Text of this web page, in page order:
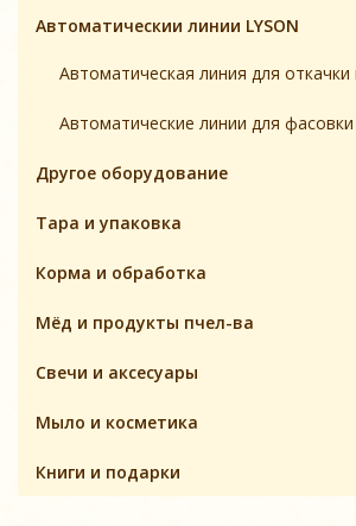
Автоматическии линии LYSON
Автоматическая линия для откачки
Автоматические линии для
Другое оборудование
Тара и упаковка
Корма и обработка
Мёд и продукты пчел-ва
Свечи и аксесуары
Мыло и косметика
Книги и подарки